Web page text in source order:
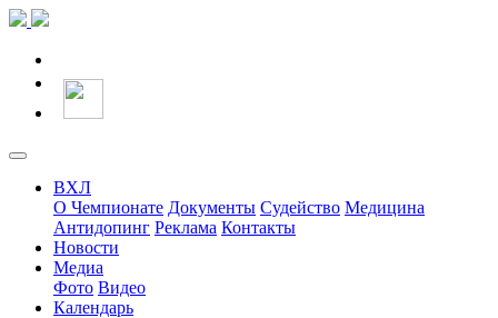
ВХЛ
О Чемпионате Документы Судейство Медицина
Антидопинг Реклама Контакты
Новости
Медиа
Фото Видео
Календарь